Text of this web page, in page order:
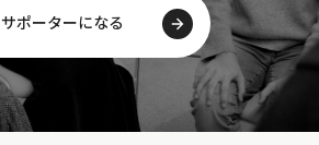
サポーターになる